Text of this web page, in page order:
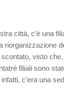
città, c’è una
riorganizzazione
visto
filiali sono
c’era una